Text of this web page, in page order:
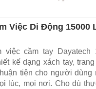
Việc Di Động 15000
việc cầm tay Dayatech
kế dạng xách tay,
tiện cho người dùng
lúc, mọi nơi. Cho dù